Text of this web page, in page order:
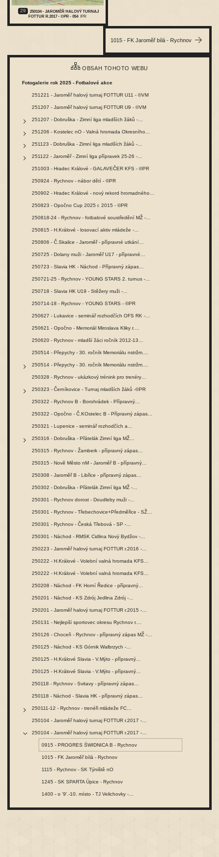
29
250104 - JAROMĚŘ HALOVÝ TURNAJ
FOTTUR R.2017 - ©PR - 054
IPR
1015 - FK Jaroměř bílá - Rychnov
OBSAH TOHOTO WEBU
Fotogalerie rok 2025 - Fotbalové akce
251221 - Jaroměř halový turnaj FOTTUR U11 - ©VM
251207 - Jaroměř halový turnaj FOTTUR U9 - ©VM
251207 - Dobruška - Zimní liga mladších žáků -…
251206 - Kostelec nO - Valná hromada Okresního…
251123 - Dobruška - Zimní liga mladších žáků -…
251122 - Jaroměř - Zimní liga přípravek 25-26 -…
251003 - Hradec Králové - GALAVEČER KFS - ©PR
250924 - Rychnov - nábor dětí - ©PR
250902 - Hradec Králové - nový rekord hromadného…
250823 - Opočno Cup 2025 r. 2015 - ©PR
250818-24 - Rychnov - fotbalové soustředění MŽ -…
250815 - H.Králové - losovací aktiv mládeže -…
250806 - Č.Skalice - Jaroměř - přípravné utkání…
250725 - Dolany muži - Jaroměř U17 - přípravné…
250723 - Slavia HK - Náchod - Přípravný zápas…
250721-25 - Rychnov - YOUNG STARS 2. turnus -…
250718 - Slavia HK U19 - Stěžery muži -…
250714-18 - Rychnov - YOUNG STARS - ©PR
250627 - Lukavice - seminář rozhodčích OFS RK -…
250621 - Opočno - Memoriál Miroslava Kliky r.…
250620 - Rychnov - mladší žáci ročník 2012-13…
250514 - Přepychy - 30. ročník Memoriálu nstržm.…
250514 - Přepychy - 30. ročník Memoriálu nstržm.…
250328 - Rychnov - ukázkový trénink pro trenéry…
250323 - Černíkovice - Turnaj mladších žáků -©PR
250322 - Rychnov B - Borohrádek - Přípravný…
250322 - Opočno - Č.KOstelec B - Přípravný zápas…
250321 - Lupenice - seminář rozhodčích a…
250316 - Dobruška - Přátelák Zimní liga MŽ…
250315 - Rychnov - Žamberk - přípravný zápas…
250315 - Nově Město nM - Jaroměř B - přípravný…
250308 - Jaroměř B - Libřice - přípravný zápas…
250302 - Dobruška - Přátelák Zimní liga MŽ -…
250301 - Rychnov dorost - Doudleby muži -…
250301 - Rychnov - Třebechovice+Předměřice - SŽ…
250301 - Rychnov - Česká Třebová - SP -…
250301 - Náchod - RMSK Cidlina Nový Bydžov -…
250223 - Jaroměř halový turnaj FOTTUR r.2016 -…
250222 - H.Králové - Volební valná hromada KFS…
250222 - H.Králové - Volební valná hromada KFS…
250208 - Náchod - FK Horní Ředice - přípravný…
250201 - Náchod - KS Zdrój Jedlina Zdrój -…
250201 - Jaroměř halový turnaj FOTTUR r.2015 -…
250131 - Nejlepší sportovec okresu Rychnov r.…
250126 - Choceň - Rychnov - přípravný zápas MŽ -…
250125 - Náchod - KS Górnik Walbrzych -…
250125 - H.Králové Slavia - V.Mýto - přípravný…
250125 - H.Králové Slavia - V.Mýto - přípravný…
250118 - Rychnov - Svitavy - přípravný zápas…
250118 - Náchod - Slavia HK - přípravný zápas…
250111-12 - Rychnov - trenéři mládeže FC…
250104 - Jaroměř halový turnaj FOTTUR r.2017 -…
250104 - Jaroměř halový turnaj FOTTUR r.2017 -…
0915 - PROGRES ŚWIDNICA B - Rychnov
1015 - FK Jaroměř bílá - Rychnov
1115 - Rychnov - SK Týniště nO
1245 - SK SPARTA Úpice - Rychnov
1400 - o '9'.-10. místo - TJ Velichovky -…